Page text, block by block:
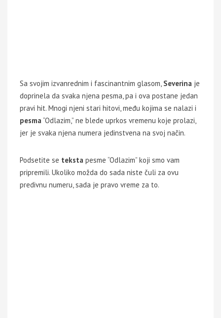
Sa svojim izvanrednim i fascinantnim glasom, Severina je
doprinela da svaka njena pesma, pa i ova postane jedan
pravi hit. Mnogi njeni stari hitovi, među kojima se nalazi i
pesma“Odlazim,” ne blede uprkos vremenu koje prolazi,
jer je svaka njena numera jedinstvena na svoj način.
Podsetite se teksta pesme “Odlazim” koji smo vam
pripremili. Ukoliko možda do sada niste čuli za ovu
predivnu numeru, sada je pravo vreme za to.